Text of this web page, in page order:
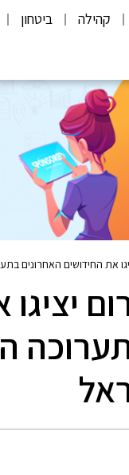
קהילה ביטחון
את החידושים האחרונים